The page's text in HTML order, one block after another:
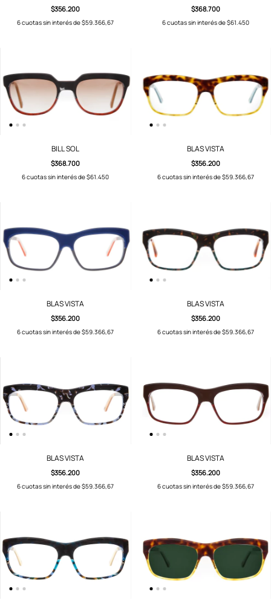
$356.200
6cuotas sin interés de$59.366,67
$368.700
6cuotas sin interés de$61.450
BILL SOL
$368.700
6cuotas sin interés de$61.450
BLAS VISTA
$356.200
6cuotas sin interés de$59.366,67
BLAS VISTA
$356.200
6cuotas sin interés de$59.366,67
BLAS VISTA
$356.200
6cuotas sin interés de$59.366,67
BLAS VISTA
$356.200
6cuotas sin interés de$59.366,67
BLAS VISTA
$356.200
6cuotas sin interés de$59.366,67